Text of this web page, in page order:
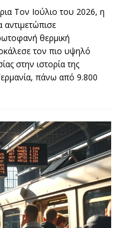
Τον Ιούλιο του 2026, η
αντιμετώπισε
θερμική
τον πιο υψηλό
στην ιστορία της
πάνω από 9.800